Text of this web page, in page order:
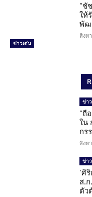
ข่าวเด่น
“ชั
ให้
พัฒ
สิงห
ข่า
“ถื
ใน
กร
สิงห
ข่า
‘ศิ
ส.
ตัว